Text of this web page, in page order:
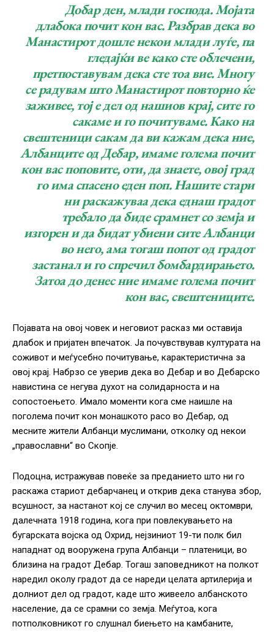
Добар ден, млади господа. Мојата
длабока почит кон вас. Разбрав дека во
Манастирот дошле некои млади луѓе, па
гледајќи ве како сте облечени,
претпоставувам дека сте тоа вие. Многу
се радувам што Манастирот повторно ќе
заживее, тој е дел од нашиов крај, сите го
сакаме и го почитуваме. Како на
свештеници сакам да ви кажам дека ние,
Албанците од Дебар, имаме голема почит
кон вас поповите, оти, да знаете, овој град
го има спасено еден поп. Нашите стари
ни раскажуваа дека еднаш градот
требало да биде срамнет со земја и
изгорен и да бидат убиени сите Албанци
во него, ама тогаш попот од градот
застанал и го спречил бомбардирањето.
Затоа до денес ние имаме голема почит
кон вас, свештениците.
Појавата на овој човек и неговиот расказ ми оставија
длабок и пријатен впечаток. Ја почувствував културата на
соживот и меѓусебно почитување, карактеристична за
овој крај. Набрзо се уверив дека во Дебар и во Дебарско
навистина се негува духот на солидарноста и на
сопостоењето. Имало моменти кога сме наишле на
поголема почит кон монашкото расо во Дебар, од
месните жители Албанци муслимани, отколку од некои
„православни“ во Скопје.
Подоцна, истражував повеќе за преданието што ни го
раскажа стариот дебарчанец и открив дека станува збор,
всушност, за настанот кој се случил во месец октомври,
далечната 1918 година, кога при повлекувањето на
бугарската војска од Охрид, нејзиниот 19-ти полк бил
нападнат од вооружена група Албанци – платеници, во
близина на градот Дебар. Тогаш заповедникот на полкот
наредил околу градот да се нареди целата артилерија и
долниот дел од градот, каде што живеело албанското
население, да се срамни со земја. Меѓутоа, кога
потполковникот го слушнал биењето на камбаните,